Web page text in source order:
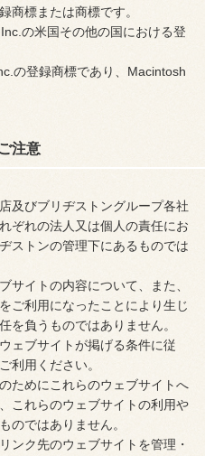
商標または商標です。
の米国その他の国における登
の登録商標であり、Macintosh
注意
及びブリヂストングループ各社
ぞれの法人又は個人の責任にお
ストンの管理下にあるものでは
サイトの内容について、また、
ご利用になったことにより生じ
を負うものではありません。
ェブサイトが掲げる条件に従
利用ください。
ためにこれらのウェブサイトへ
これらのウェブサイトの利用や
のではありません。
ンク先のウェブサイトを管理・